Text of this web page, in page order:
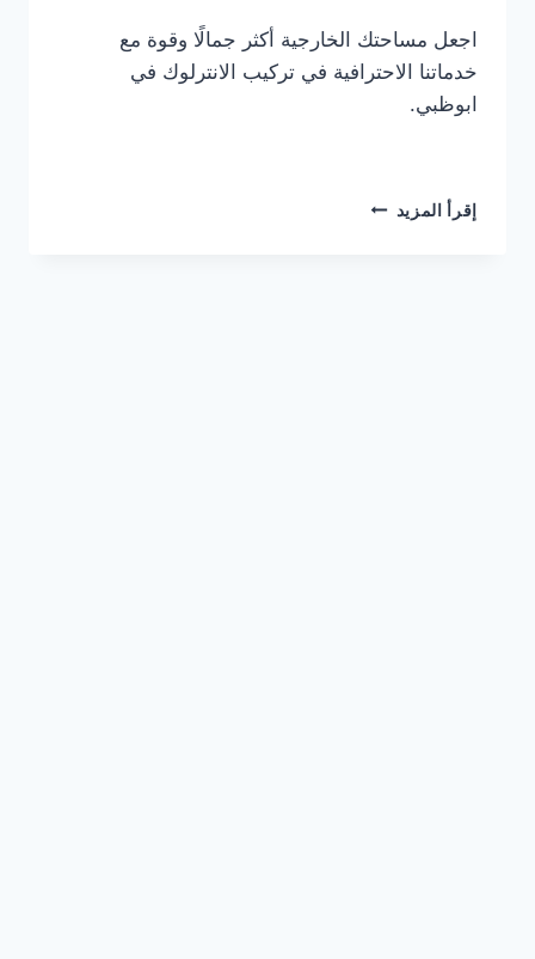
اجعل مساحتك الخارجية أكثر جمالًا وقوة مع
خدماتنا الاحترافية في تركيب الانترلوك في
ابوظبي.
إقرأ المزيد شركة